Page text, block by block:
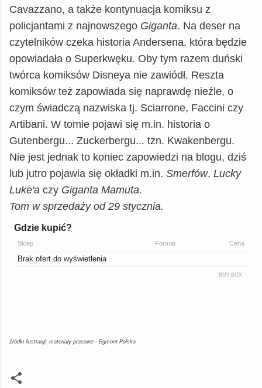
Cavazzano, a także kontynuacja komiksu z
policjantami z najnowszego Giganta. Na deser na
czytelników czeka historia Andersena, która będzie
opowiadała o Superkwęku. Oby tym razem duński
twórca komiksów Disneya nie zawiódł. Reszta
komiksów też zapowiada się naprawdę nieźle, o
czym świadczą nazwiska tj. Sciarrone, Faccini czy
Artibani. W tomie pojawi się m.in. historia o
Gutenbergu... Zuckerbergu... tzn. Kwakenbergu.
Nie jest jednak to koniec zapowiedzi na blogu, dziś
lub jutro pojawia się okładki m.in. Smerfów, Lucky
Luke'a czy Giganta Mamuta.
Tom w sprzedaży od 29 stycznia.
źródło ilustracji: materiały prasowe - Egmont Polska